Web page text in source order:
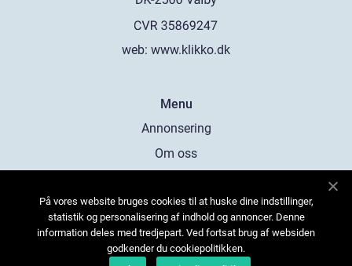
web: www.klikko.dk
Menu
Annonsering
Om oss
Kontakta oss
Sitemap
På vores website bruges cookies til at huske dine indstillinger,
statistik og personalisering af indhold og annoncer. Denne
information deles med tredjepart. Ved fortsat brug af websiden
godkender du cookiepolitikken.